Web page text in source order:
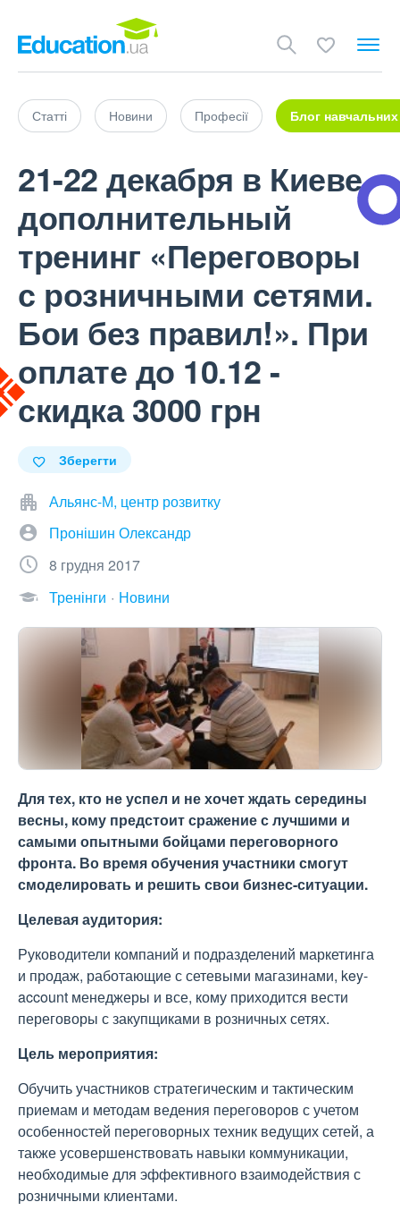
Статті Новини Професії Блог навчальних
21-22 декабря в Киеве
дополнительный
тренинг «Переговоры
с розничными сетями.
Бои без правил!». При
оплате до 10.12 -
скидка 3000 грн
Зберегти
Альянс-М, центр розвитку
Пронішин Олександр
8 грудня 2017
Тренінги
Новини
Для тех, кто не успел и не хочет ждать середины
весны, кому предстоит сражение с лучшими и
самыми опытными бойцами переговорного
фронта. Во время обучения участники смогут
смоделировать и решить свои бизнес-ситуации.
Целевая аудитория:
Руководители компаний и подразделений маркетинга
и продаж, работающие с сетевыми магазинами, key-
account менеджеры и все, кому приходится вести
переговоры с закупщиками в розничных сетях.
Цель мероприятия:
Обучить участников стратегическим и тактическим
приемам и методам ведения переговоров с учетом
особенностей переговорных техник ведущих сетей, а
также усовершенствовать навыки коммуникации,
необходимые для эффективного взаимодействия с
розничными клиентами.